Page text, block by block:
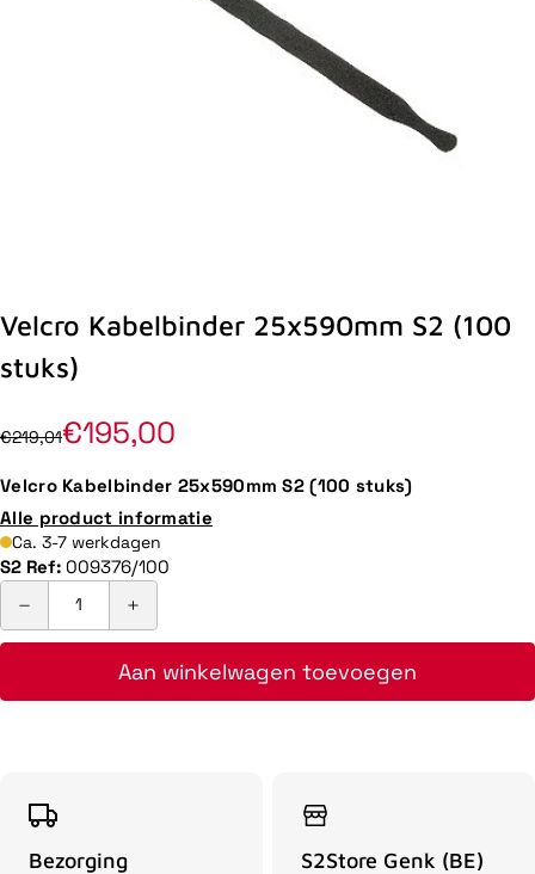
Velcro Kabelbinder 25x590mm S2 (100
stuks)
€219,01€195,00
Velcro Kabelbinder 25x590mm S2 (100 stuks)
Alle product informatie
Ca. 3-7 werkdagen
S2 Ref: 009376/100
Aan winkelwagen toevoegen
Bezorging S2Store Genk (BE)